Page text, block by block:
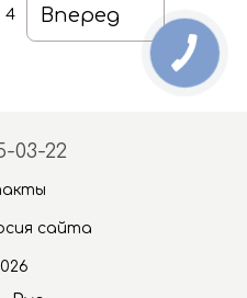
4 Вперед
03-22
сайта